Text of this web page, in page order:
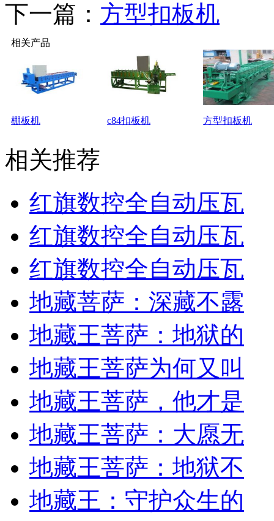
下一篇： 方型扣板机
相关产品
棚板机 c84扣板机 方型扣板机
相关推荐
红旗数控全自动压瓦
红旗数控全自动压瓦
红旗数控全自动压瓦
地藏菩萨：深藏不露
地藏王菩萨：地狱的
地藏王菩萨为何又叫
地藏王菩萨，他才是
地藏王菩萨：大愿无
地藏王菩萨：地狱不
地藏王：守护众生的